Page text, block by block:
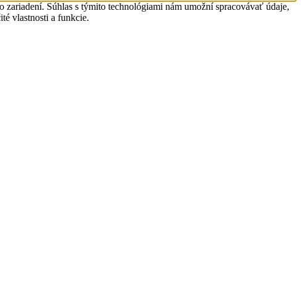
Súhlas s týmito technológiami nám umožní spracovávať údaje,
vlastnosti a funkcie.